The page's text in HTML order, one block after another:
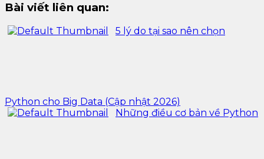
Bài viết liên quan:
5 lý do tại sao nên chọn
Python cho Big Data (Cập nhật 2026)
Những điều cơ bản về Python